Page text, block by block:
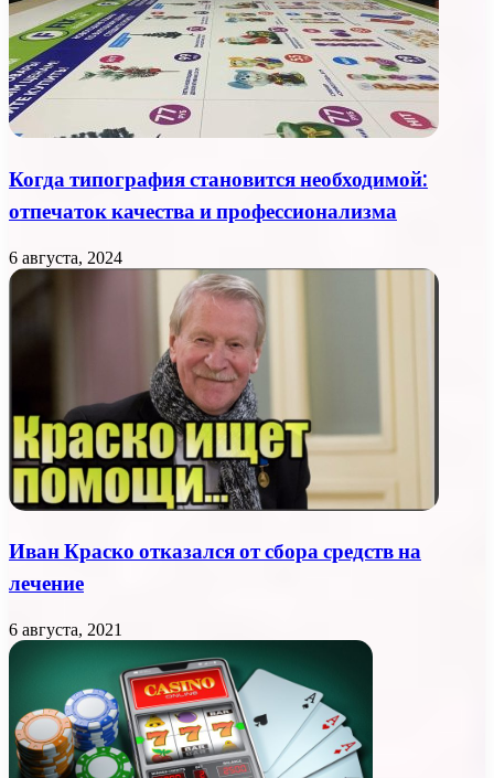
Когда типография становится необходимой:
отпечаток качества и профессионализма
6 августа, 2024
Иван Краско отказался от сбора средств на
лечение
6 августа, 2021